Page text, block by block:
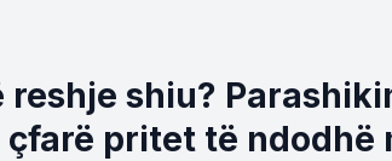
reshje shiu?
çfarë pritet të